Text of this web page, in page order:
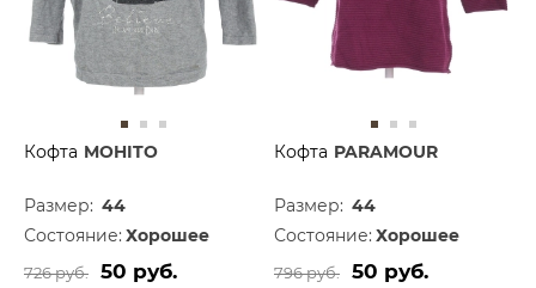
Кофта MOHITO
Размер: 44
Состояние: Хорошее
726 руб. 50 руб.
Кофта PARAMOUR
Размер: 44
Состояние: Хорошее
796 руб. 50 руб.